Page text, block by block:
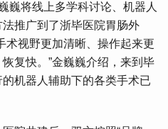
将线上多学科讨论、机器人
推广到了浙毕医院胃肠外
术视野更加清晰、操作起来更
复快。”金巍巍介绍，来到毕
机器人辅助下的各类手术已